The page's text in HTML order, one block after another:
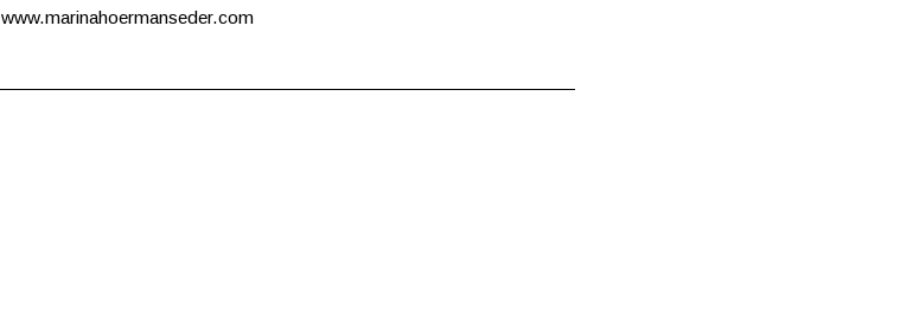
www.marinahoermanseder.com